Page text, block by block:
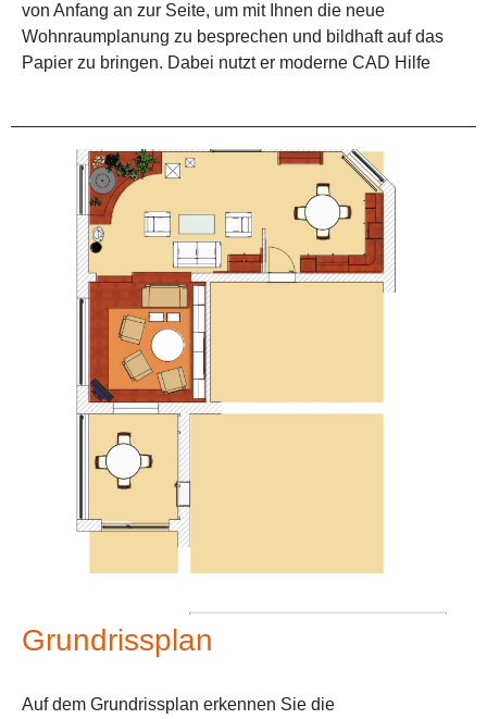
von Anfang an zur Seite, um mit Ihnen die neue
Wohnraumplanung zu besprechen und bildhaft auf das
Papier zu bringen. Dabei nutzt er moderne CAD Hilfe
Grundrissplan
Auf dem Grundrissplan erkennen Sie die